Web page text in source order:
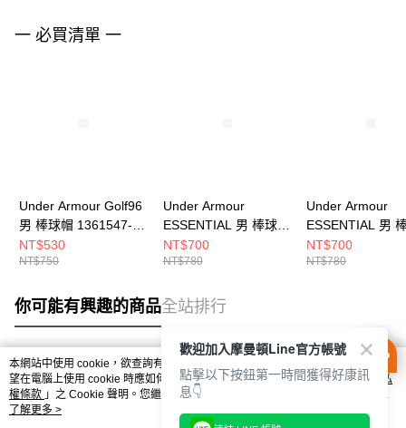
一 必買清單 一
Under Armour Golf96
男 棒球帽 1361547-
001
NT$530
NT$750
Under Armour
ESSENTIAL 男 棒球帽
1369783-100
NT$700
NT$780
Under Armour
ESSENTIAL 男
6012666-709
NT$700
NT$780
你可能有興趣的商品全站排行
熱門標籤
本網站中使用 cookie，欲查詢有關本網站使用 cookie 方式之詳情，及若您不希
望在電腦上使用 cookie 時應如何變更電腦的 cookie 設定，請參閱本網站「
隱私
權條款 」之 Cookie 聲明。您繼續使用本網站即表示您同意本公司得按本網站使
用條款之 Cookie 聲明使用 cookie。
了解更多 >
歡迎加入摩曼頓Line官方帳號
點擊以下按鈕第一時間獲得好康訊
息👇